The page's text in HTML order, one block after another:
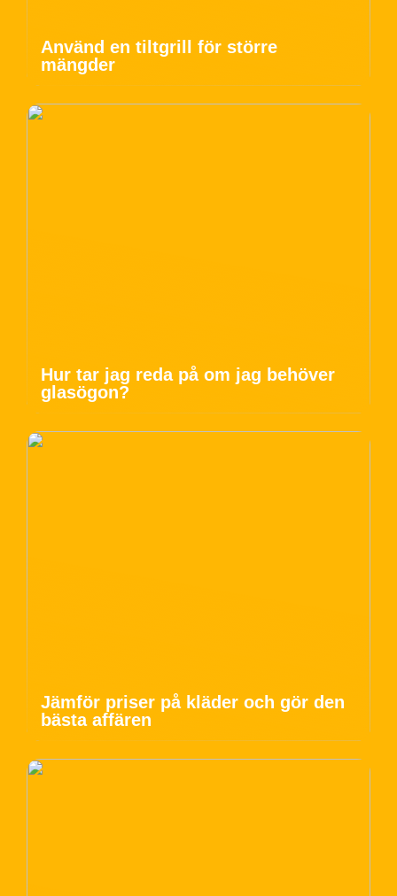
Använd en tiltgrill för större
mängder
Hur tar jag reda på om jag behöver
glasögon?
Jämför priser på kläder och gör den
bästa affären